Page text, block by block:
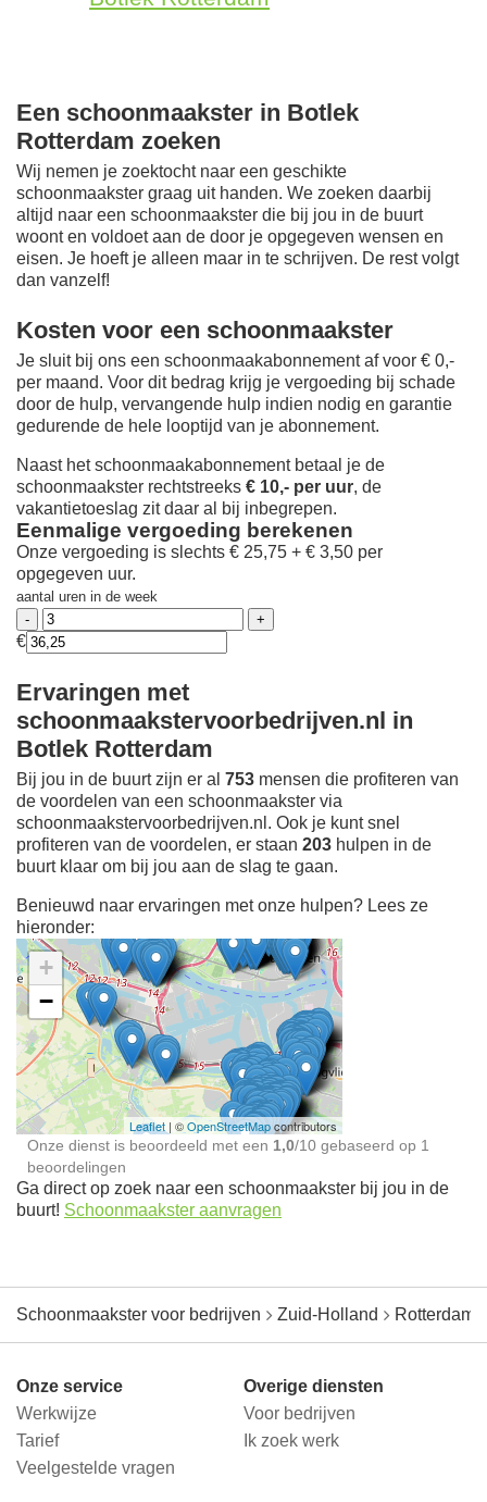
Een schoonmaakster in Botlek
Rotterdam zoeken
Wij nemen je zoektocht naar een geschikte
schoonmaakster graag uit handen. We zoeken daarbij
altijd naar een schoonmaakster die bij jou in de buurt
woont en voldoet aan de door je opgegeven wensen en
eisen. Je hoeft je alleen maar in te schrijven. De rest volgt
dan vanzelf!
Kosten voor een schoonmaakster
Je sluit bij ons een schoonmaakabonnement af voor € 0,-
per maand. Voor dit bedrag krijg je vergoeding bij schade
door de hulp, vervangende hulp indien nodig en garantie
gedurende de hele looptijd van je abonnement.
Naast het schoonmaakabonnement betaal je de
schoonmaakster rechtstreeks € 10,- per uur, de
vakantietoeslag zit daar al bij inbegrepen.
Eenmalige vergoeding berekenen
Onze vergoeding is slechts € 25,75 + € 3,50 per
opgegeven uur.
aantal uren in de week
€
Ervaringen met
schoonmaakstervoorbedrijven.nl in
Botlek Rotterdam
Bij jou in de buurt zijn er al 753 mensen die profiteren van
de voordelen van een schoonmaakster via
schoonmaakstervoorbedrijven.nl. Ook je kunt snel
profiteren van de voordelen, er staan 203 hulpen in de
buurt klaar om bij jou aan de slag te gaan.
Benieuwd naar ervaringen met onze hulpen? Lees ze
hieronder:
Ontdek meer ervaringen
Schoonmaakster bij
jou in de buurt
+
−
Leaflet | ©OpenStreetMapcontributors
Onze dienst is beoordeeld met een 1,0/10 gebaseerd op 1
beoordelingen
Ga direct op zoek naar een schoonmaakster bij jou in de
buurt! Schoonmaakster aanvragen
Schoonmaakster voor bedrijven Zuid-Holland Rotterdam
Onze service
Werkwijze
Tarief
Veelgestelde vragen
Overige diensten
Voor bedrijven
Ik zoek werk